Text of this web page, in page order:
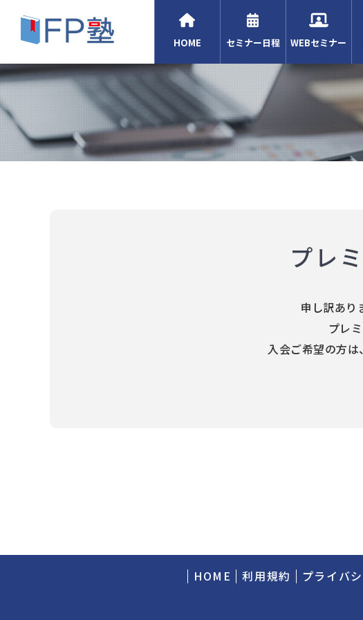
HOME セミナー日程 WEBセミナー
プレ
申し訳あり
プレ
入会ご希望の方は、
HOME 利用規約 プライバ